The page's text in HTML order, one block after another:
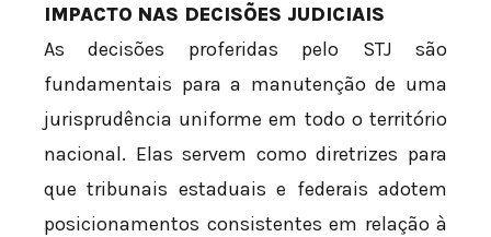
IMPACTO NAS DECISÕES JUDICIAIS
As decisões proferidas pelo STJ são
fundamentais para a manutenção de uma
jurisprudência uniforme em todo o território
nacional. Elas servem como diretrizes para
que tribunais estaduais e federais adotem
posicionamentos consistentes em relação à